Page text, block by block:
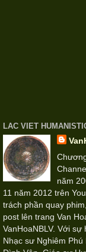
LAC VIET
năm
11 năm 2012 trên
trách phần quay
post lên trang Van
VanHoaNBLV. Với
Nhạc sư Nghiêm